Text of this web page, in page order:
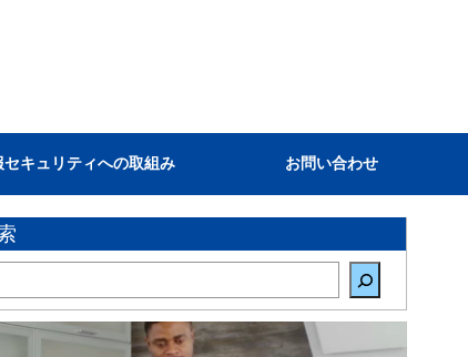
セキュリティへの取組み お問い合わせ